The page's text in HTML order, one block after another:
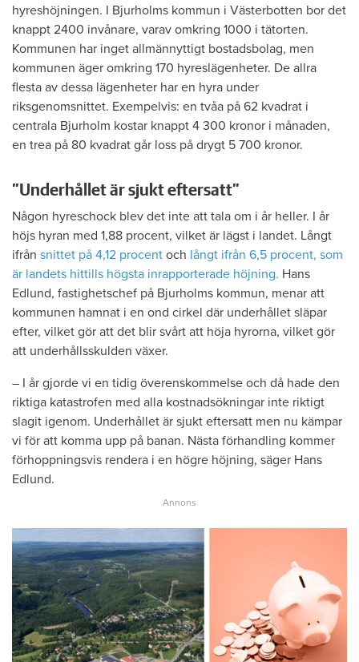
hyreshöjningen. I Bjurholms kommun i Västerbotten bor det
knappt 2400 invånare, varav omkring 1000 i tätorten.
Kommunen har inget allmännyttigt bostadsbolag, men
kommunen äger omkring 170 hyreslägenheter. De allra
flesta av dessa lägenheter har en hyra under
riksgenomsnittet. Exempelvis: en tvåa på 62 kvadrat i
centrala Bjurholm kostar knappt 4 300 kronor i månaden,
en trea på 80 kvadrat går loss på drygt 5 700 kronor.
”Underhållet är sjukt eftersatt”
Någon hyreschock blev det inte att tala om i år heller. I år
höjs hyran med 1,88 procent, vilket är lägst i landet. Långt
ifrån snittet på 4,12 procent och långt ifrån 6,5 procent, som
är landets hittills högsta inrapporterade höjning. Hans
Edlund, fastighetschef på Bjurholms kommun, menar att
kommunen hamnat i en ond cirkel där underhållet släpar
efter, vilket gör att det blir svårt att höja hyrorna, vilket gör
att underhållsskulden växer.
– I år gjorde vi en tidig överenskommelse och då hade den
riktiga katastrofen med alla kostnadsökningar inte riktigt
slagit igenom. Underhållet är sjukt eftersatt men nu kämpar
vi för att komma upp på banan. Nästa förhandling kommer
förhoppningsvis rendera i en högre höjning, säger Hans
Edlund.